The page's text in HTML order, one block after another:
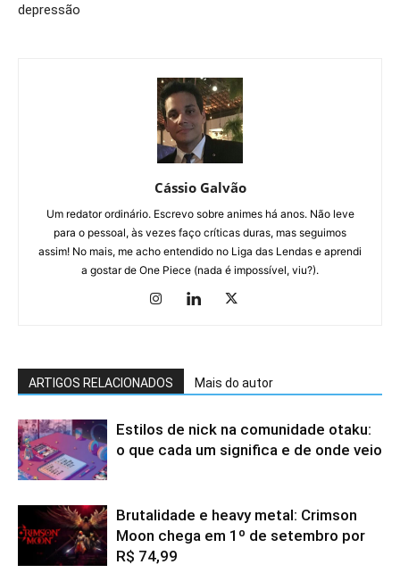
depressão
Cássio Galvão
Um redator ordinário. Escrevo sobre animes há anos. Não leve
para o pessoal, às vezes faço críticas duras, mas seguimos
assim! No mais, me acho entendido no Liga das Lendas e aprendi
a gostar de One Piece (nada é impossível, viu?).
ARTIGOS RELACIONADOS Mais do autor
Estilos de nick na comunidade otaku:
o que cada um significa e de onde veio
Brutalidade e heavy metal: Crimson
Moon chega em 1º de setembro por
R$ 74,99